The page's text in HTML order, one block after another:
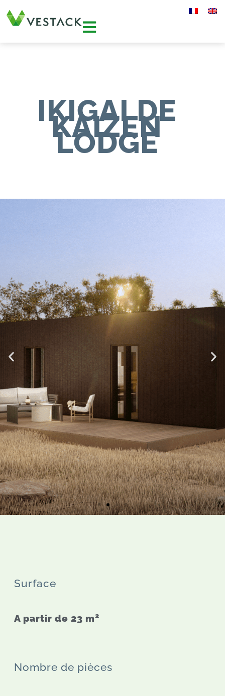
IKIGAI DE
KAIZEN
LODGE
Surface
A partir de 23 m2
Nombre de pièces